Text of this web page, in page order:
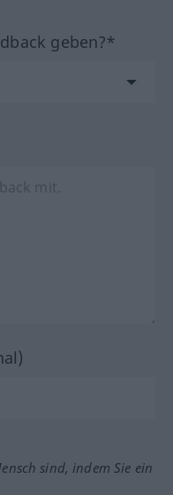
geben?*
sind, indem Sie ein